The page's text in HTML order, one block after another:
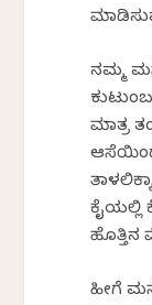
ನಮ್ಮ
ಮಾತ್ರ
ಆಸೆಯಿಂದ
ಕೈಯಲ್ಲಿ
ಹೊತ್ತಿನ
ಹೀಗೆ